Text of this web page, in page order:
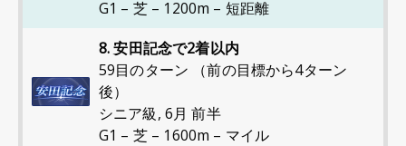
G1 – 芝 – 1200m – 短距離
8. 安田記念で2着以内
59目のターン （前の目標から4ターン
後）
シニア級, 6月 前半
G1 – 芝 – 1600m – マイル